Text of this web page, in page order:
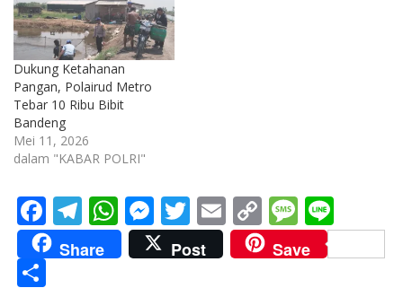
Dukung Ketahanan
Pangan, Polairud Metro
Tebar 10 Ribu Bibit
Bandeng
Mei 11, 2026
dalam "KABAR POLRI"
F
ac
e
T
el
e
W
h
at
M
e
ss
T
w
itt
E
m
ai
C
o
p
M
e
ss
n
e
Share Post Save